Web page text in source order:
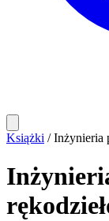
Książki / Inżynieria